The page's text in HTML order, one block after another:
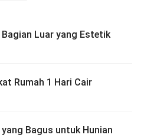
Luar yang Estetik
Rumah 1 Hari Cair
Bagus untuk Hunian